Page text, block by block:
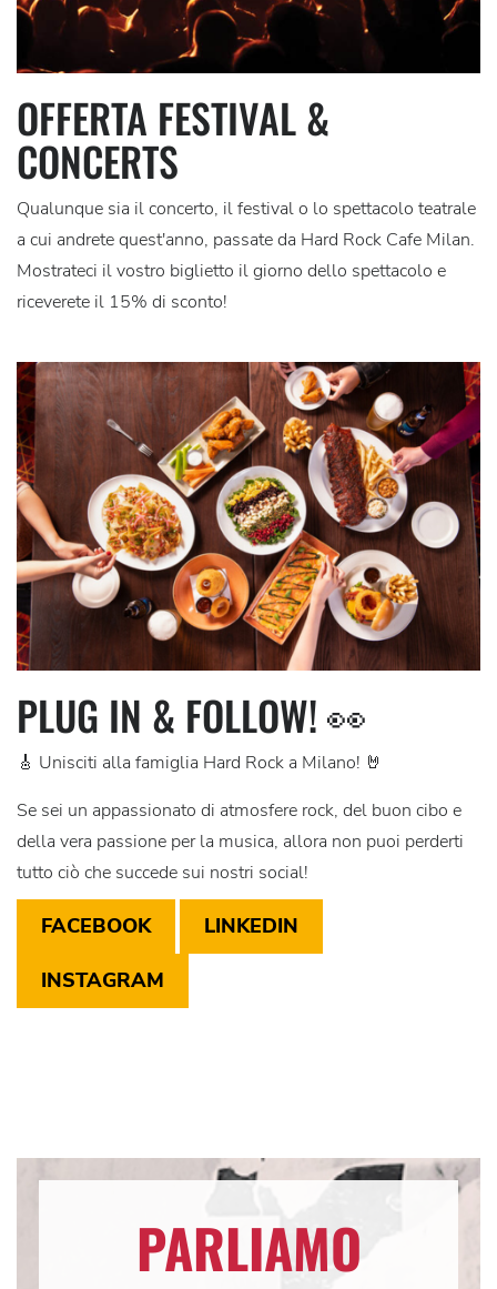
OFFERTA FESTIVAL &
CONCERTS
Qualunque sia il concerto, il festival o lo spettacolo teatrale
a cui andrete quest'anno, passate da Hard Rock Cafe Milan.
Mostrateci il vostro biglietto il giorno dello spettacolo e
riceverete il 15% di sconto!
PLUG IN & FOLLOW! 👀
🎸 Unisciti alla famiglia Hard Rock a Milano! 🤘
Se sei un appassionato di atmosfere rock, del buon cibo e
della vera passione per la musica, allora non puoi perderti
tutto ciò che succede sui nostri social!
FACEBOOK LINKEDIN
INSTAGRAM
PARLIAMO